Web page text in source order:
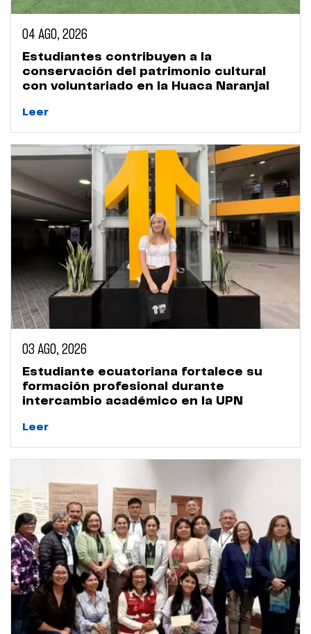
04 AGO, 2026
Estudiantes contribuyen a la
conservación del patrimonio cultural
con voluntariado en la Huaca Naranjal
Leer
03 AGO, 2026
Estudiante ecuatoriana fortalece su
formación profesional durante
intercambio académico en la UPN
Leer